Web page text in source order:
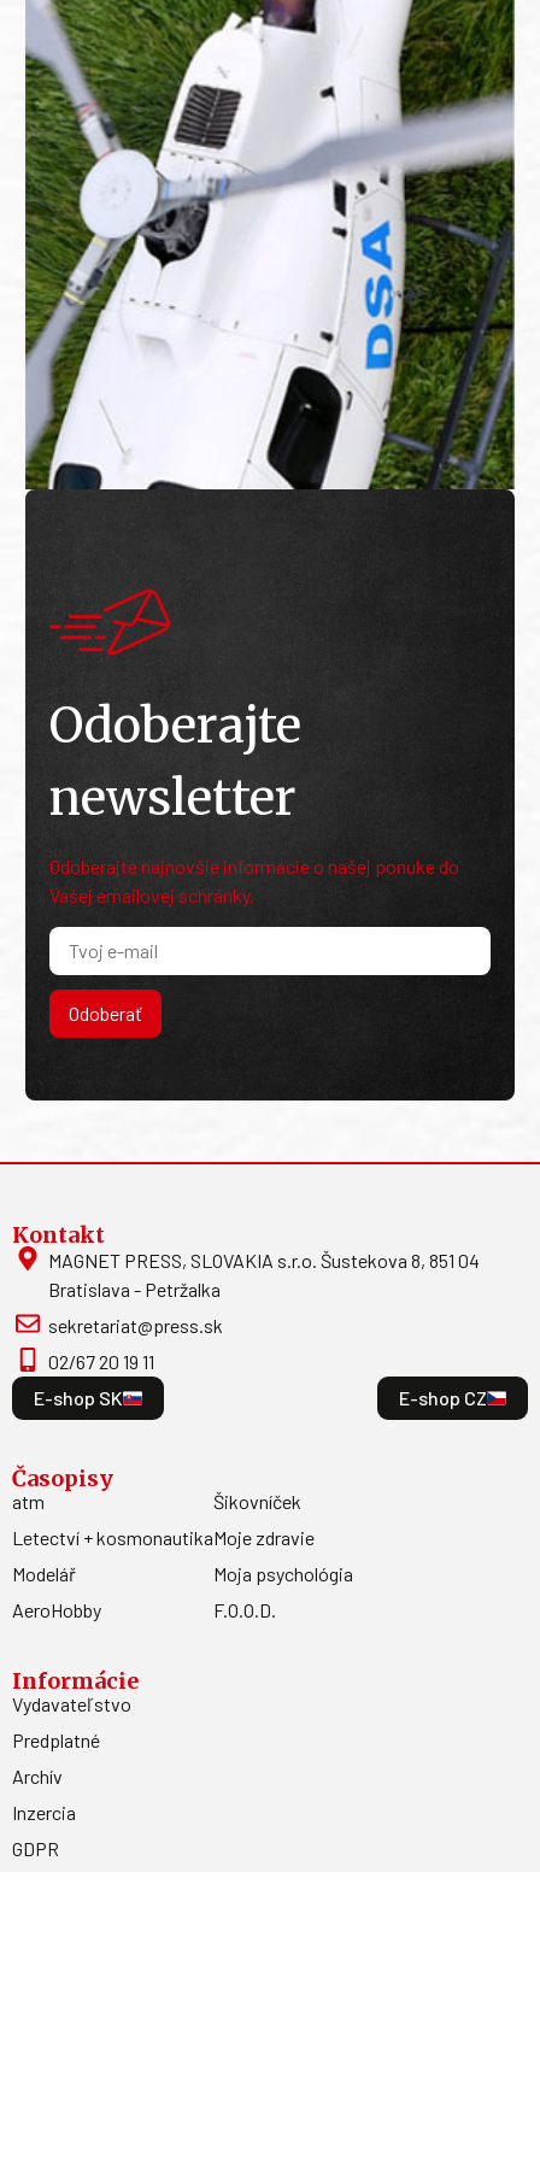
Odoberajte
newsletter
Odoberajte najnovšie informácie o našej ponuke do
Vašej emailovej schránky.
Odoberať
Kontakt
MAGNET PRESS, SLOVAKIA s.r.o. Šustekova 8, 851 04
Bratislava - Petržalka
sekretariat@press.sk
02/67 20 19 11
E-shop SK
E-shop CZ
Časopisy
atm
Letectví + kosmonautika
Modelář
AeroHobby
Šikovníček
Moje zdravie
Moja psychológia
F.O.O.D.
Informácie
Vydavateľstvo
Predplatné
Archív
Inzercia
GDPR